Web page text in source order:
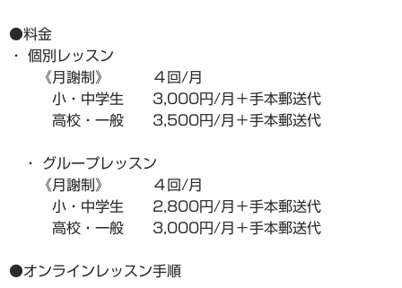
●料金
・ 個別レッスン
《月謝制》 ４回/月
小・中学生 3,000円/月＋手本郵送代
高校・一般 3,500円/月＋手本郵送代
・ グループレッスン
《月謝制》 ４回/月
小・中学生 2,800円/月＋手本郵送代
高校・一般 3,000円/月＋手本郵送代
●オンラインレッスン手順